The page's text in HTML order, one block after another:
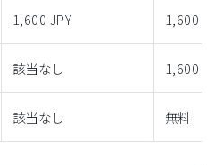
1,600 JPY 1,600
該当なし 1,600
該当なし 無料